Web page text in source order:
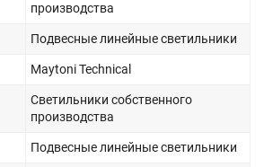
производства
Подвесные линейные светильники
Maytoni Technical
Светильники собственного
производства
Подвесные линейные светильники